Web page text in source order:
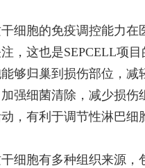
细胞的免疫调控能力在
，这也是SEPCELL项
够归巢到损伤部位，减
强细菌清除，减少损伤
，有利于调节性淋巴细
细胞有多种组织来源，